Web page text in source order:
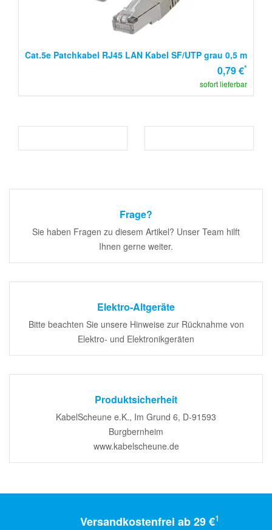
Cat.5e Patchkabel RJ45 LAN Kabel SF/UTP grau 0,5 m
0,79 €*
sofort lieferbar
Frage?
Sie haben Fragen zu diesem Artikel? Unser Team hilft
Ihnen gerne weiter.
Elektro-Altgeräte
Bitte beachten Sie unsere Hinweise zur Rücknahme von
Elektro- und Elektronikgeräten
Produktsicherheit
KabelScheune e.K., Im Grund 6, D-91593
Burgbernheim
www.kabelscheune.de
Versandkostenfrei ab 29 €1